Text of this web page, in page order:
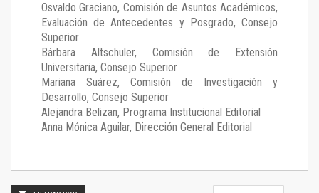
Osvaldo Graciano, Comisión de Asuntos Académicos,
Evaluación de Antecedentes y Posgrado, Consejo
Superior
Bárbara Altschuler, Comisión de Extensión
Universitaria, Consejo Superior
Mariana Suárez, Comisión de Investigación y
Desarrollo, Consejo Superior
Alejandra Belizan, Programa Institucional Editorial
Anna Mónica Aguilar, Dirección General Editorial